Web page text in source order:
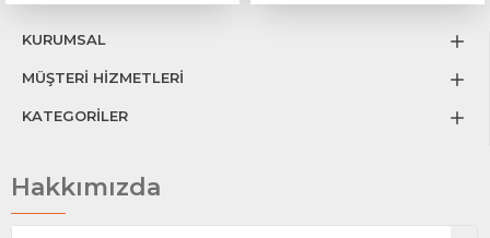
KURUMSAL
MÜŞTERİ HİZMETLERİ
KATEGORİLER
Hakkımızda